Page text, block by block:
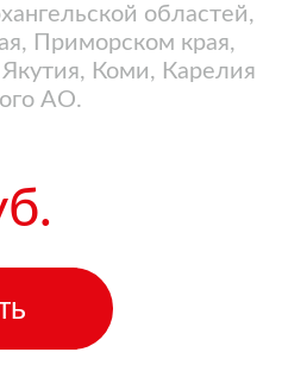
областей,
Приморском края,
Коми, Карелия
АО.